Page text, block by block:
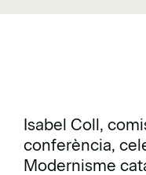
Isabel Coll,
conferència,
Modernisme